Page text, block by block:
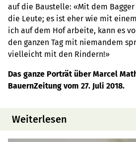
auf die Baustelle: «Mit dem
die Leute; es ist eher wie mit
ich auf dem Hof arbeite, kann es
den ganzen Tag mit niemandem
vielleicht mit den Rindern!»
Das ganze Porträt über Marcel
BauernZeitung vom 27. Juli 2018.
Weiterlesen